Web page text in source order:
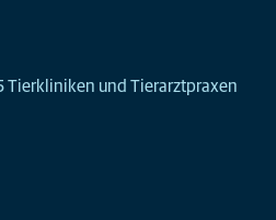
Tierkliniken und Tierarztpraxen